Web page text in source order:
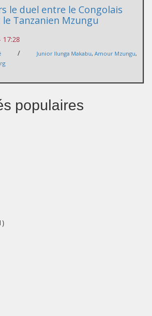
le duel entre le Congolais
Tanzanien Mzungu
17:28
/ Junior Ilunga Makabu, Amour Mzungu,
populaires